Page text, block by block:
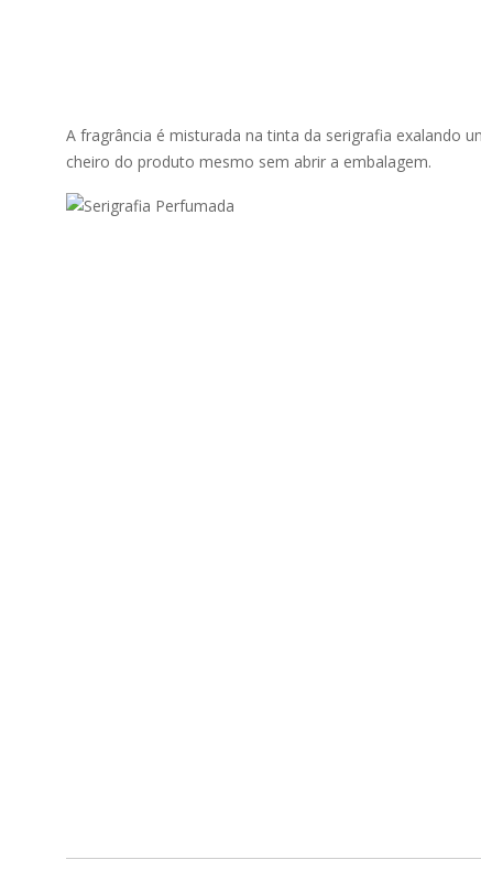
A fragrância é misturada na tinta da serigrafia exalando
cheiro do produto mesmo sem abrir a embalagem.